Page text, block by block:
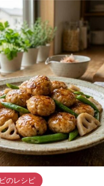
のレシピ